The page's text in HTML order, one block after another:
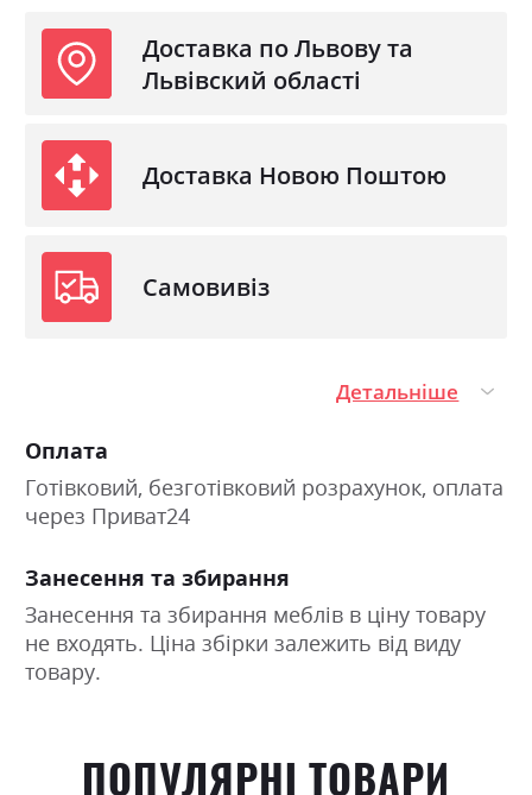
Доставка по Львову та
Львівский області
Доставка Новою Поштою
Самовивіз
Детальніше
Оплата
Готівковий, безготівковий розрахунок, оплата
через Приват24
Занесення та збирання
Занесення та збирання меблів в ціну товару
не входять. Ціна збірки залежить від виду
товару.
ПОПУЛЯРНІ ТОВАРИ